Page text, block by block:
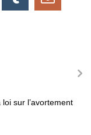
sur l’avortement